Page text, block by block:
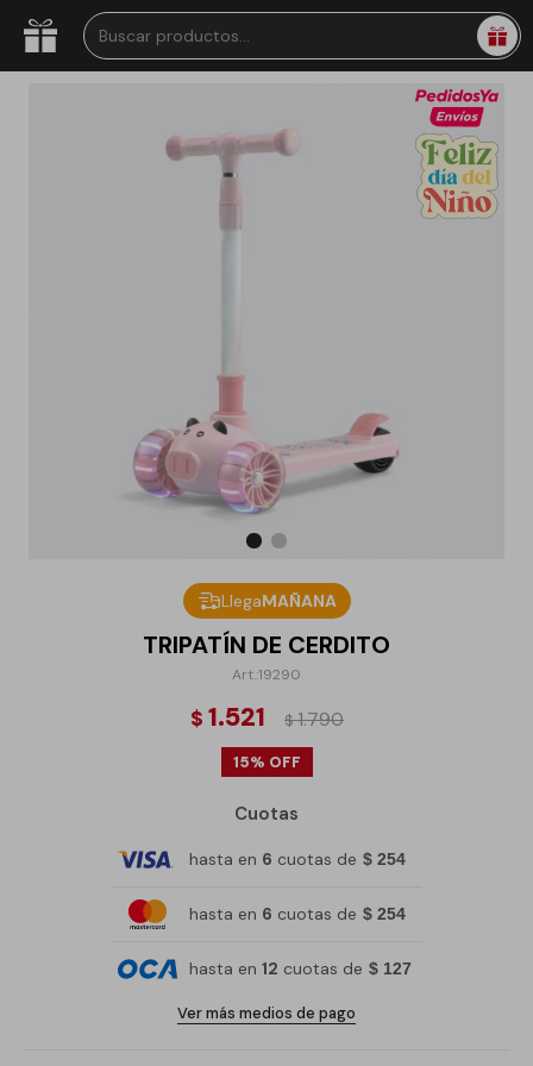
LlegaMAÑANA
TRIPATÍN DE CERDITO
19290
$ 1.521 $1.790
15
Cuotas
hasta en 6 cuotas de $ 254
hasta en 6 cuotas de $ 254
hasta en 12 cuotas de $ 127
Ver más medios de pago